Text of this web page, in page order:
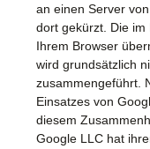
an einen Server
dort gekürzt. Die im
Ihrem Browser
wird grundsätzlich
zusammengeführt.
Einsatzes von
diesem
Google LLC hat